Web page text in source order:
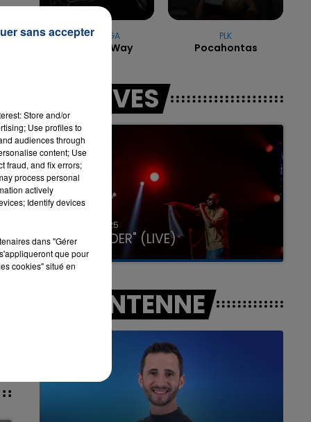
16h00 - 20h00
LADY GAGA
Born This Way
PLK
Pocahontas
LES LIVES
31 janvier 2025
GIMS "SPIDER" (LIVE)
A L'ANTENNE
Store and/or
Use profiles to
audiences through
content; Use
fraud, and fix errors;
process personal
actively
Identify devices
dans "Gérer
que pour
cookies" situé en
sans accepter